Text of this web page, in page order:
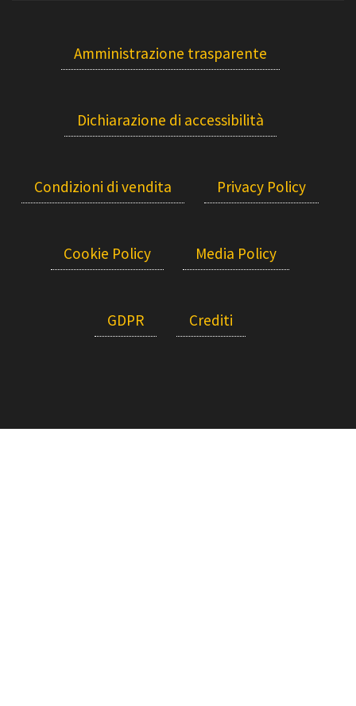
Amministrazione trasparente
Dichiarazione di accessibilità
Condizioni di vendita Privacy Policy
Cookie Policy Media Policy
GDPR Crediti